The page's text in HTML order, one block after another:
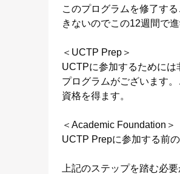
このプログラムを修了す
きないのでこの12週間で
＜UCTP Prep＞
UCTPに参加するために
プログラムがございます
資格を得ます。
＜Academic Foundation＞
UCTP Prepに参加する前
上記のステップを踏む必